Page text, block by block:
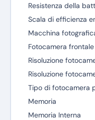
Resistenza della
Scala di efficienza
Macchina
Fotocamera frontale
Risoluzione
Risoluzione
Tipo di fotocamera
Memoria
Memoria Interna